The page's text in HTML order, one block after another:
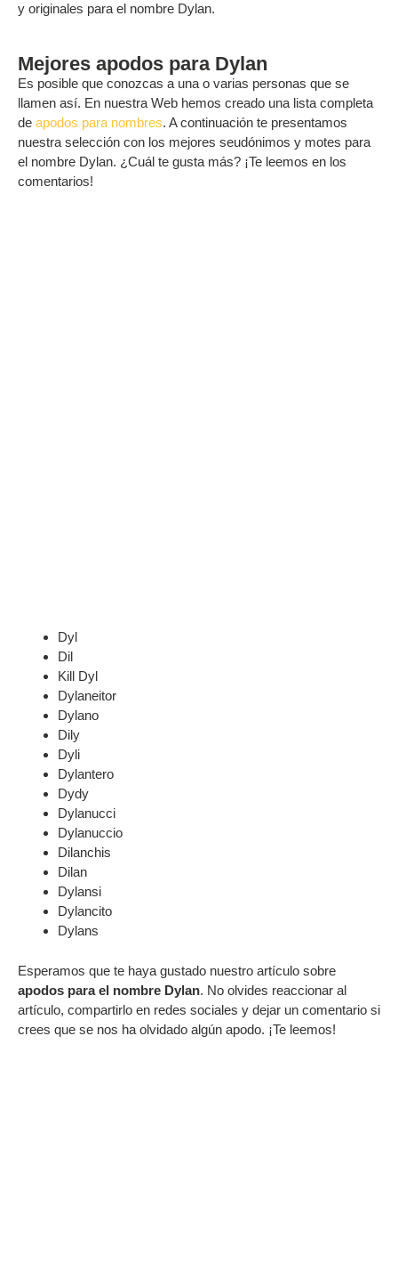
y originales para el nombre Dylan.
Mejores apodos para Dylan
Es posible que conozcas a una o varias personas que se
llamen así. En nuestra Web hemos creado una lista completa
de apodos para nombres. A continuación te presentamos
nuestra selección con los mejores seudónimos y motes para
el nombre Dylan. ¿Cuál te gusta más? ¡Te leemos en los
comentarios!
Dyl
Dil
Kill Dyl
Dylaneitor
Dylano
Dily
Dyli
Dylantero
Dydy
Dylanucci
Dylanuccio
Dilanchis
Dilan
Dylansi
Dylancito
Dylans
Esperamos que te haya gustado nuestro artículo sobre
apodos para el nombre Dylan. No olvides reaccionar al
artículo, compartirlo en redes sociales y dejar un comentario si
crees que se nos ha olvidado algún apodo. ¡Te leemos!